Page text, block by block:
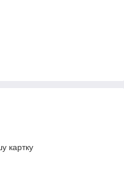
картку